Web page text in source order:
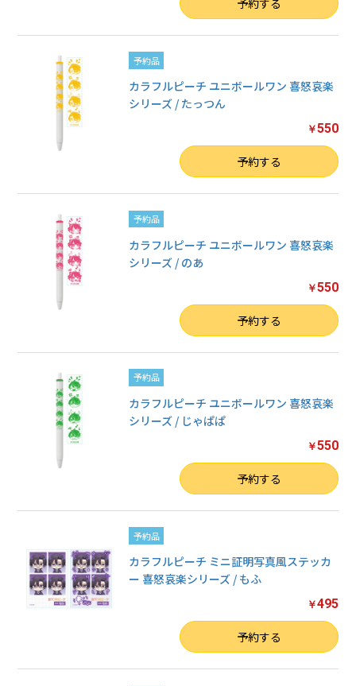
予約品
カラフルピーチ ユニボールワン 喜怒哀楽
シリーズ / たっつん
￥550
予約する
予約品
カラフルピーチ ユニボールワン 喜怒哀楽
シリーズ / のあ
￥550
予約する
予約品
カラフルピーチ ユニボールワン 喜怒哀楽
シリーズ / じゃぱぱ
￥550
予約する
予約品
カラフルピーチ ミニ証明写真風ステッカ
ー 喜怒哀楽シリーズ / もふ
￥495
予約する